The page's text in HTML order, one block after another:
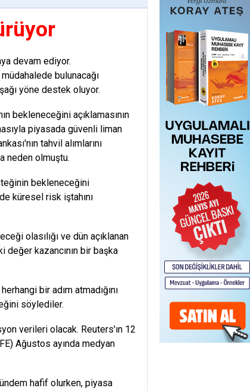
devam ediyor.
bulunacağı
yöne destek oluyor.
bekleneceğini açıklamasının
piyasada güvenli liman
tahvil alımlarını
neden olmuştu.
bekleneceğini
küresel risk iştahını
olasılığı ve dün açıklanan
kazancının bir başka
bir adım atmadığını
söylediler.
verileri olacak. Reuters'ın 12
Ağustos ayında medyan
hafif olurken, piyasa